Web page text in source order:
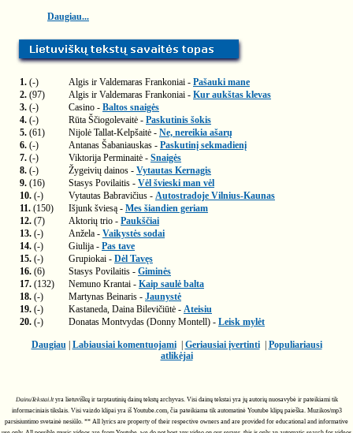
Daugiau...
1. (-) Algis ir Valdemaras Frankoniai - Pašauki mane
2. (97) Algis ir Valdemaras Frankoniai - Kur aukštas klevas
3. (-) Casino - Baltos snaigės
4. (-) Rūta Ščiogolevaitė - Paskutinis šokis
5. (61) Nijolė Tallat-Kelpšaitė - Ne, nereikia ašarų
6. (-) Antanas Šabaniauskas - Paskutinį sekmadienį
7. (-) Viktorija Perminaitė - Snaigės
8. (-) Žygeivių dainos - Vytautas Kernagis
9. (16) Stasys Povilaitis - Vėl švieski man vėl
10. (-) Vytautas Babravičius - Autostradoje Vilnius-Kaunas
11. (150) Išjunk šviesą - Mes šiandien geriam
12. (7) Aktorių trio - Paukščiai
13. (-) Anžela - Vaikystės sodai
14. (-) Giulija - Pas tave
15. (-) Grupiokai - Dėl Tavęs
16. (6) Stasys Povilaitis - Giminės
17. (132) Nemuno Krantai - Kaip saulė balta
18. (-) Martynas Beinaris - Jaunystė
19. (-) Kastaneda, Daina Bilevičiūtė - Ateisiu
20. (-) Donatas Montvydas (Donny Montell) - Leisk mylėt
Daugiau| Labiausiai komentuojami| Geriausiai įvertinti| Populiariausi
atlikėjai
DainuTekstai.ltyra lietuviškų ir tarptautinių dainų tekstų archyvas. Visi dainų tekstai yra jų autorių nuosavybė ir pateikiami tik
informaciniais tikslais. Visi vaizdo klipai yra iš Youtube.com, čia pateikiama tik automatinė Youtube klipų paieška. Muzikos/mp3
parsisiuntimo svetainė nesiūlo. ** All lyrics are property of their respective owners and are provided for educational and informative